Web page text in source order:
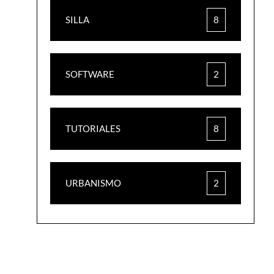
SILLA 8
SOFTWARE 2
TUTORIALES 8
URBANISMO 2